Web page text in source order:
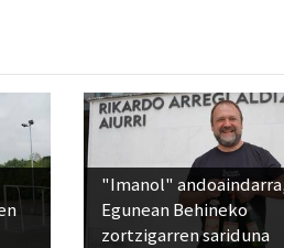
"Imanol"
Egunean Behineko
zortzigarren sariduna